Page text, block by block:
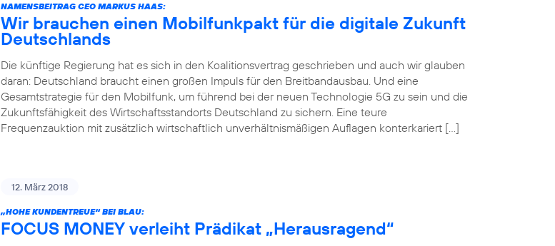
NAMENSBEITRAG CEO MARKUS HAAS:
Wir brauchen einen Mobilfunkpakt für die digitale Zukunft
Deutschlands
Die künftige Regierung hat es sich in den Koalitionsvertrag geschrieben und auch wir glauben
daran: Deutschland braucht einen großen Impuls für den Breitbandausbau. Und eine
Gesamtstrategie für den Mobilfunk, um führend bei der neuen Technologie 5G zu sein und die
Zukunftsfähigkeit des Wirtschaftsstandorts Deutschland zu sichern. Eine teure
Frequenzauktion mit zusätzlich wirtschaftlich unverhältnismäßigen Auflagen konterkariert […]
12. März 2018
„HOHE KUNDENTREUE“ BEI BLAU:
FOCUS MONEY verleiht Prädikat „Herausragend“